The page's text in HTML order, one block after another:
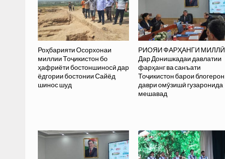
Роҳбарияти Осорхонаи
миллии Тоҷикистон бо
ҳафриёти бостоншиносӣ дар
ёдгории бостонии Сайёд
шинос шуд
РИОЯИ ФАРҲАНГИ МИЛЛӢ.
Дар Донишкадаи давлатии
фарҳанг ва санъати
Тоҷикистон барои блогерон
даври омӯзишӣ гузаронида
мешавад